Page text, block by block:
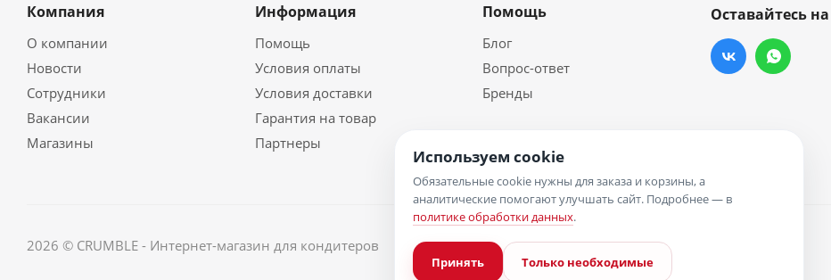
Компания
О компании
Новости
Сотрудники
Вакансии
Магазины
Информация
Помощь
Условия оплаты
Условия доставки
Гарантия на товар
Партнеры
Помощь
Блог
Вопрос-ответ
Бренды
Оставайтесь
2026 © CRUMBLE - Интернет-магазин для кондитеров
Используем cookie
Обязательные cookie нужны для заказа и корзины, а
аналитические помогают улучшать сайт. Подробнее — в
политике обработки данных.
Принять Только необходимые